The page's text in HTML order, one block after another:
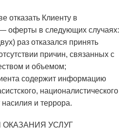
отказать Клиенту в
оферты в следующих случаях:
раз отказался принять
причин, связанных с
и объемом;
содержит информацию
националистического
и террора.
ОКАЗАНИЯ УСЛУГ